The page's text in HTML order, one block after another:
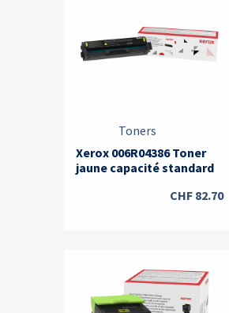
Toners
Xerox 006R04386 Toner
jaune capacité standard
CHF 82.70